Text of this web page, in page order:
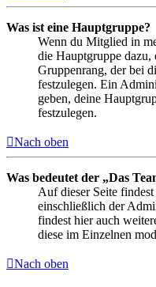
Was ist eine Hauptgruppe?
Wenn du Mitglied in
die Hauptgruppe dazu,
Gruppenrang, der bei
festzulegen. Ein
geben, deine
festzulegen.
Nach oben
Was bedeutet der „Das
Auf dieser Seite
einschließlich der
findest hier auch
diese im Einzelnen
Nach oben